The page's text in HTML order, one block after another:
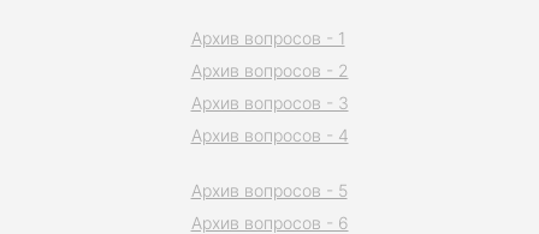
Архив вопросов - 1
Архив вопросов - 2
Архив вопросов - 3
Архив вопросов - 4
Архив вопросов - 5
Архив вопросов - 6